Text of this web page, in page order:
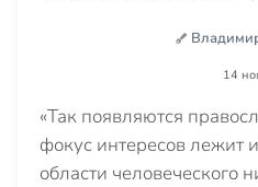
14
«Так появляются
фокус интересов лежит
области человеческого